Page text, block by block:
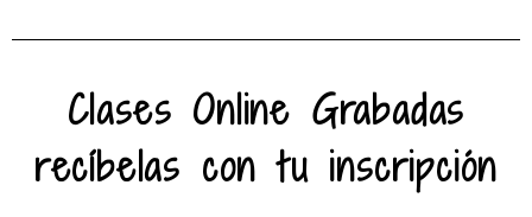
Clases Online Grabadas
recíbelas con tu inscripción